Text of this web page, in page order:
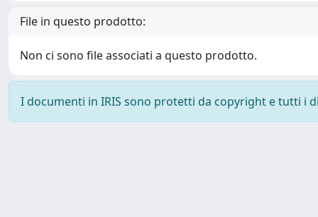
File in questo prodotto:
Non ci sono file associati a questo prodotto.
I documenti in IRIS sono protetti da copyright e tutti i